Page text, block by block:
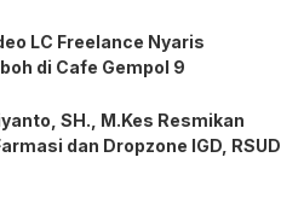
LC Freelance Nyaris
di Cafe Gempol 9
SH., M.Kes Resmikan
dan Dropzone IGD, RSUD